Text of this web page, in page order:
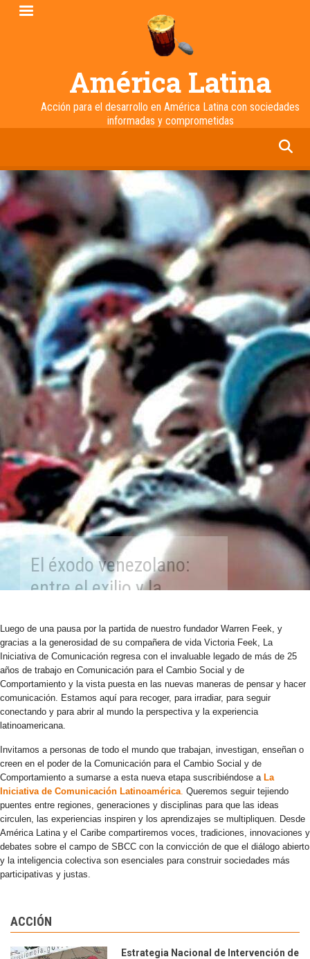
Pasar
América Latina
Acción para el desarrollo en América Latina con sociedades
informadas y comprometidas
El éxodo venezolano:
entre el exilio y la
emigración
Luego de una pausa por la partida de nuestro fundador Warren Feek, y
gracias a la generosidad de su compañera de vida Victoria Feek, La
Iniciativa de Comunicación regresa con el invaluable legado de más de 25
años de trabajo en Comunicación para el Cambio Social y de
Comportamiento y la vista puesta en las nuevas maneras de pensar y hacer
comunicación. Estamos aquí para recoger, para irradiar, para seguir
conectando y para abrir al mundo la perspectiva y la experiencia
latinoamericana.
Invitamos a personas de todo el mundo que trabajan, investigan, enseñan o
creen en el poder de la Comunicación para el Cambio Social y de
Comportamiento a sumarse a esta nueva etapa suscribiéndose a La
Iniciativa de Comunicación Latinoamérica. Queremos seguir tejiendo
puentes entre regiones, generaciones y disciplinas para que las ideas
circulen, las experiencias inspiren y los aprendizajes se multipliquen. Desde
América Latina y el Caribe compartiremos voces, tradiciones, innovaciones y
debates sobre el campo de SBCC con la convicción de que el diálogo abierto
y la inteligencia colectiva son esenciales para construir sociedades más
participativas y justas.
ACCIÓN
Estrategia Nacional de Intervención de